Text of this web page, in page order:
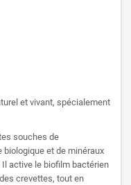
et vivant, spécialement
souches de
et de minéraux
active le biofilm bactérien
crevettes, tout en